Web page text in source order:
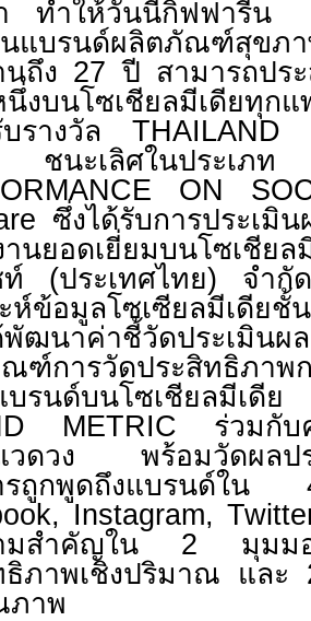
ทำให้วันนี้กิฟฟารีน
นแบรนด์ผลิตภัณฑ์สุขภา
ถึง 27ปี สามารถปร
นึ่งบนโซเชียลมีเดียทุก
รางวัล THAILAND
ชนะเลิศในประเ
ON
ซึ่งได้รับการประเมิ
านยอดเยี่ยมบนโซเชีย
ท์ (ประเทศไทย) จำกั
ห์ข้อมูลโซเซียลมีเดียชั้
พัฒนาค่าชี้วัดประเมิน
ณฑ์การวัดประสิทธิภา
บรนด์บนโซเชียลมีเ
METRIC ร่วมกั
วดวง พร้อมวัดผลปร
ารถูกพูดถึงแบรนด์
Instagram,
มสำคัญใน 2 มุมม
ธิภาพเชิงปริมาณ และ
ภาพ